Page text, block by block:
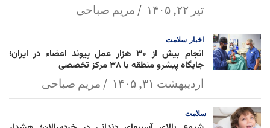
تیر ۲۲, ۱۴۰۵ مریم صباحی
اخبار سلامت
انجام بیش از ۳۰ هزار عمل پیوند اعضاء در ایران؛
جایگاه پیشرو منطقه با ۳۸ مرکز تخصصی
اردیبهشت ۳۱, ۱۴۰۵ مریم صباحی
سلامت